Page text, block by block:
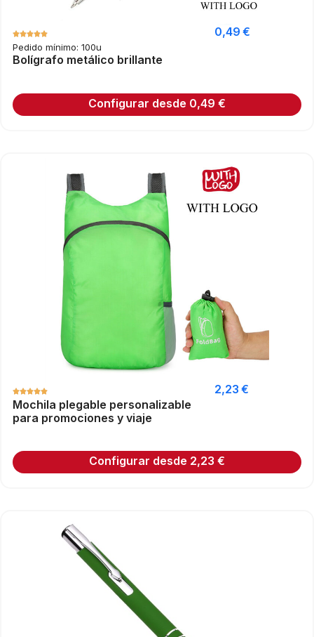
Pedido mínimo: 100u
Bolígrafo metálico brillante
0,49€
Configurar desde 0,49 €
Mochila plegable personalizable
para promociones y viaje
2,23€
Configurar desde 2,23 €